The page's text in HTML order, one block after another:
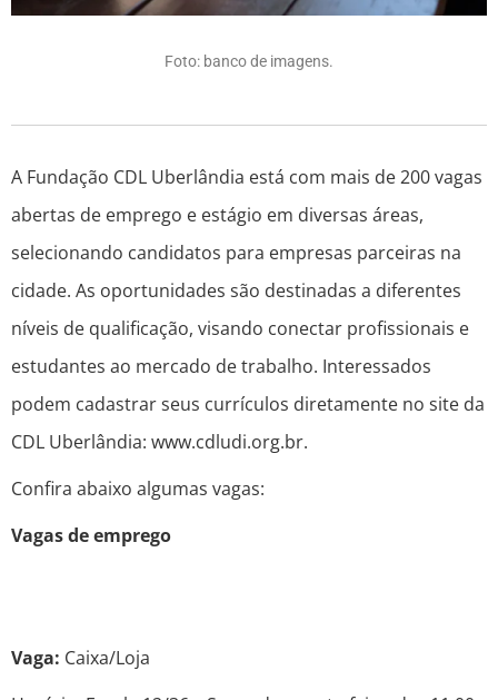
Foto: banco de imagens.
A Fundação CDL Uberlândia está com mais de 200 vagas
abertas de emprego e estágio em diversas áreas,
selecionando candidatos para empresas parceiras na
cidade. As oportunidades são destinadas a diferentes
níveis de qualificação, visando conectar profissionais e
estudantes ao mercado de trabalho. Interessados
podem cadastrar seus currículos diretamente no site da
CDL Uberlândia: www.cdludi.org.br.
Confira abaixo algumas vagas:
Vagas de emprego
Vaga: Caixa/Loja